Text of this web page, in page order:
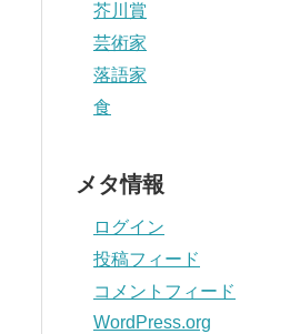
芥川賞
芸術家
落語家
食
メタ情報
ログイン
投稿フィード
コメントフィード
WordPress.org